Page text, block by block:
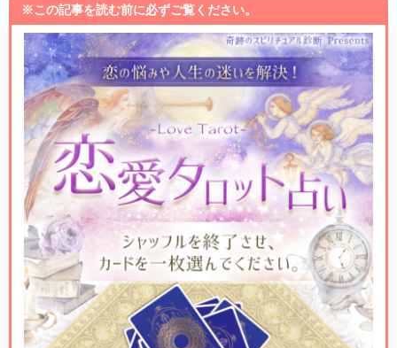
※この記事を読む前に必ずご覧ください。